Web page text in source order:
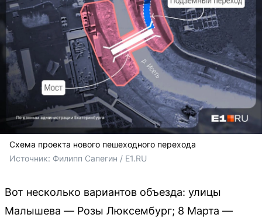
Схема проекта нового пешеходного перехода
Источник: Филипп Сапегин / Е1.RU
Вот несколько вариантов объезда: улицы
Малышева — Розы Люксембург; 8 Марта —